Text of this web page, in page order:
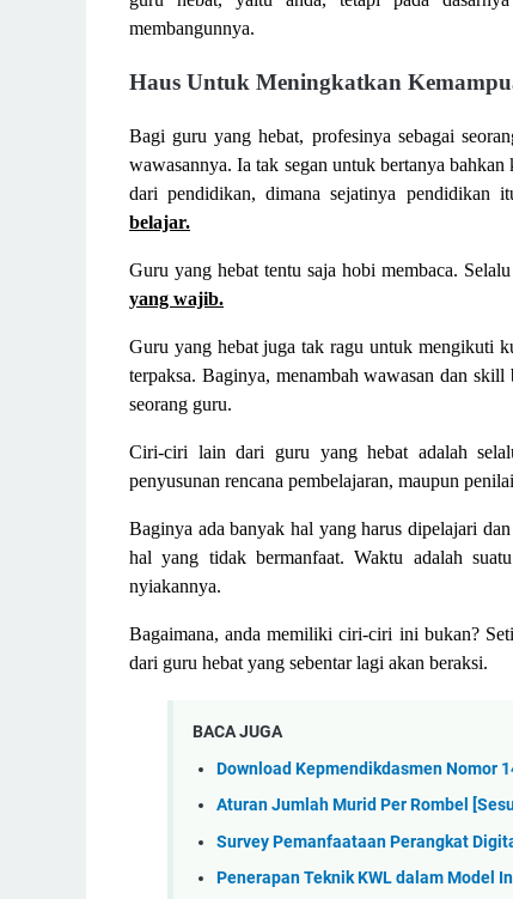
membangunnya.
Haus Untuk Meningkatkan
Bagi guru yang hebat, profesinya sebagai
wawasannya. Ia tak segan untuk bertanya
dari pendidikan, dimana sejatinya pendidikan
belajar.
Guru yang hebat tentu saja hobi membaca.
yang wajib.
Guru yang hebat juga tak ragu untuk mengikuti
terpaksa. Baginya, menambah wawasan dan
seorang guru.
Ciri-ciri lain dari guru yang hebat adalah
penyusunan rencana pembelajaran, maupun
Baginya ada banyak hal yang harus dipelajari
hal yang tidak bermanfaat. Waktu adalah
nyiakannya.
Bagaimana, anda memiliki ciri-ciri ini bukan?
dari guru hebat yang sebentar lagi akan beraksi.
BACA JUGA
Download Kepmendikdasmen Nomor
Aturan Jumlah Murid Per Rombel
Survey Pemanfaataan Perangkat
Penerapan Teknik KWL dalam Model